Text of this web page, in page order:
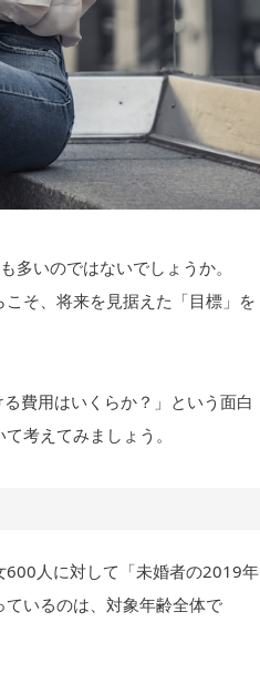
いのではないでしょうか。
そ、将来を見据えた「目標」を
費用はいくらか？」という面白
考えてみましょう。
人に対して「未婚者の2019年
いるのは、対象年齢全体で